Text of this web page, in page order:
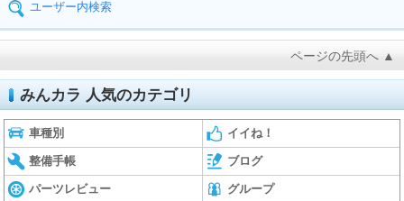
ユーザー内検索
ページの先頭へ ▲
みんカラ 人気のカテゴリ
車種別 イイね！
整備手帳 ブログ
パーツレビュー グループ